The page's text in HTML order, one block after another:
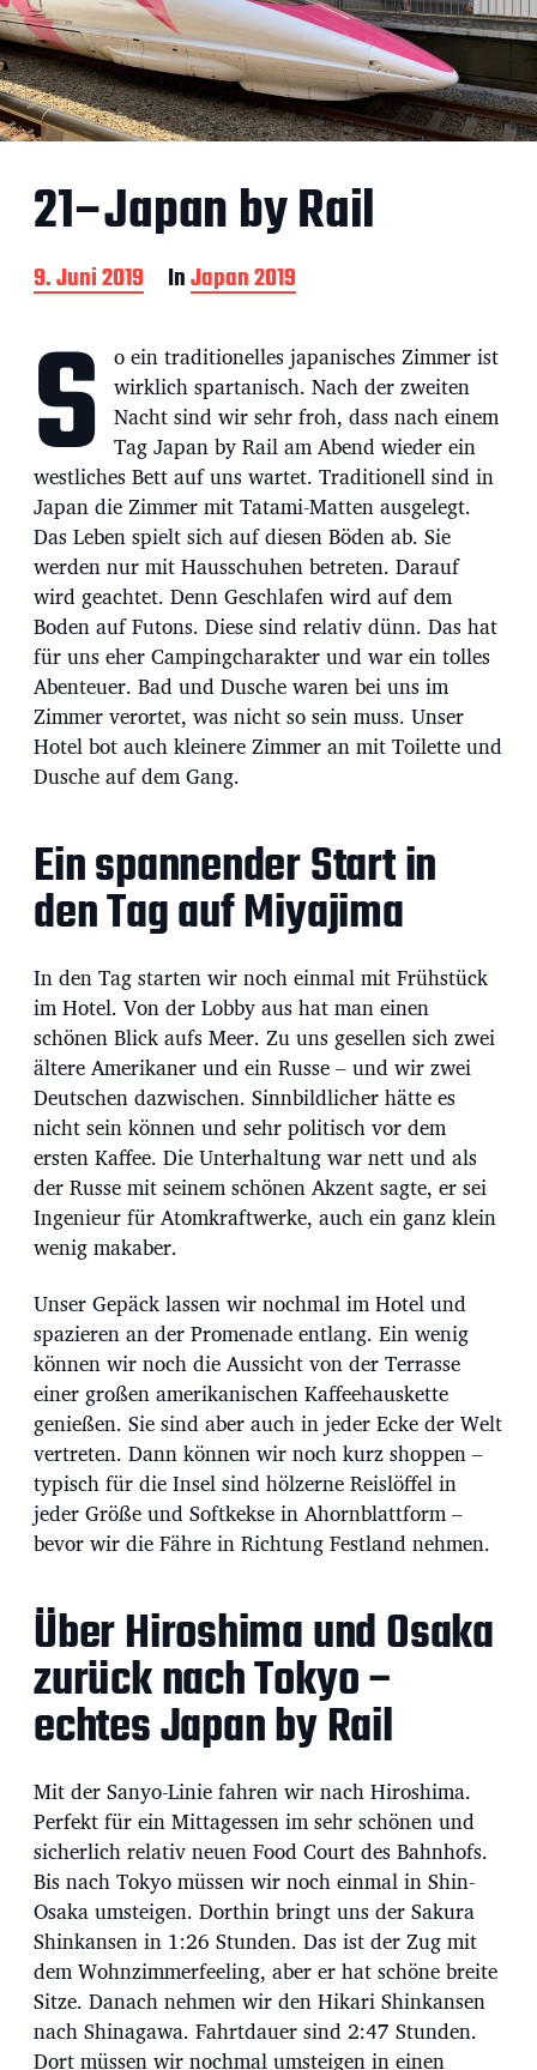
21–Japan by Rail
B
e
r
a
g
s
d
a
t
u
m
9. Juni 2019 InJapan 2019
S o ein traditionelles japanisches Zimmer ist
wirklich spartanisch. Nach der zweiten
Nacht sind wir sehr froh, dass nach einem
Tag Japan by Rail am Abend wieder ein
westliches Bett auf uns wartet. Traditionell sind in
Japan die Zimmer mit Tatami-Matten ausgelegt.
Das Leben spielt sich auf diesen Böden ab. Sie
werden nur mit Hausschuhen betreten. Darauf
wird geachtet. Denn Geschlafen wird auf dem
Boden auf Futons. Diese sind relativ dünn. Das hat
für uns eher Campingcharakter und war ein tolles
Abenteuer. Bad und Dusche waren bei uns im
Zimmer verortet, was nicht so sein muss. Unser
Hotel bot auch kleinere Zimmer an mit Toilette und
Dusche auf dem Gang.
Ein spannender Start in
den Tag auf Miyajima
In den Tag starten wir noch einmal mit Frühstück
im Hotel. Von der Lobby aus hat man einen
schönen Blick aufs Meer. Zu uns gesellen sich zwei
ältere Amerikaner und ein Russe – und wir zwei
Deutschen dazwischen. Sinnbildlicher hätte es
nicht sein können und sehr politisch vor dem
ersten Kaffee. Die Unterhaltung war nett und als
der Russe mit seinem schönen Akzent sagte, er sei
Ingenieur für Atomkraftwerke, auch ein ganz klein
wenig makaber.
Unser Gepäck lassen wir nochmal im Hotel und
spazieren an der Promenade entlang. Ein wenig
können wir noch die Aussicht von der Terrasse
einer großen amerikanischen Kaffeehauskette
genießen. Sie sind aber auch in jeder Ecke der Welt
vertreten. Dann können wir noch kurz shoppen –
typisch für die Insel sind hölzerne Reislöffel in
jeder Größe und Softkekse in Ahornblattform –
bevor wir die Fähre in Richtung Festland nehmen.
Über Hiroshima und Osaka
zurück nach Tokyo –
echtes Japan by Rail
Mit der Sanyo-Linie fahren wir nach Hiroshima.
Perfekt für ein Mittagessen im sehr schönen und
sicherlich relativ neuen Food Court des Bahnhofs.
Bis nach Tokyo müssen wir noch einmal in Shin-
Osaka umsteigen. Dorthin bringt uns der Sakura
Shinkansen in 1:26 Stunden. Das ist der Zug mit
dem Wohnzimmerfeeling, aber er hat schöne breite
Sitze. Danach nehmen wir den Hikari Shinkansen
nach Shinagawa. Fahrtdauer sind 2:47 Stunden.
Dort müssen wir nochmal umsteigen in einen